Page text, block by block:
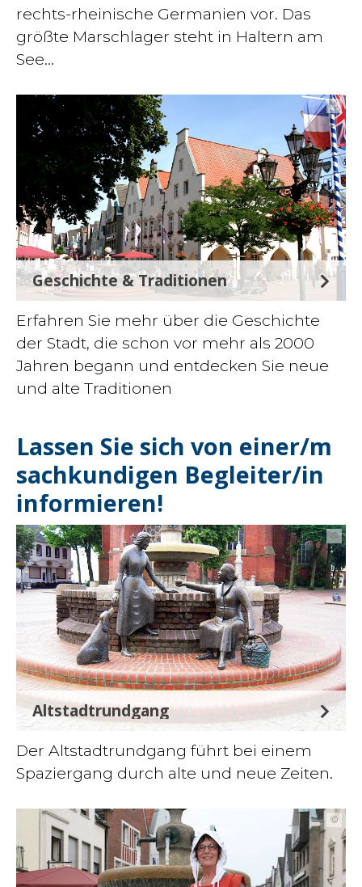
rechts-rheinische Germanien vor. Das
größte Marschlager steht in Haltern am
See...
©
Geschichte & Traditionen
Erfahren Sie mehr über die Geschichte
der Stadt, die schon vor mehr als 2000
Jahren begann und entdecken Sie neue
und alte Traditionen
Lassen Sie sich von einer/m
sachkundigen Begleiter/in
informieren!
©
Altstadtrundgang
Der Altstadtrundgang führt bei einem
Spaziergang durch alte und neue Zeiten.
©